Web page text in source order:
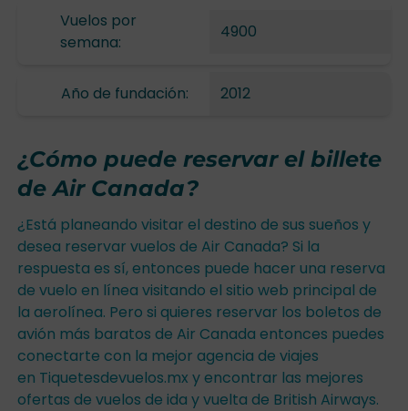
Vuelos por
semana:
4900
Año de fundación: 2012
¿Cómo puede reservar el billete
de Air Canada?
¿Está planeando visitar el destino de sus sueños y
desea reservar vuelos de Air Canada? Si la
respuesta es sí, entonces puede hacer una reserva
de vuelo en línea visitando el sitio web principal de
la aerolínea. Pero si quieres reservar los boletos de
avión más baratos de Air Canada entonces puedes
conectarte con la mejor agencia de viajes
en Tiquetesdevuelos.mx y encontrar las mejores
ofertas de vuelos de ida y vuelta de British Airways.